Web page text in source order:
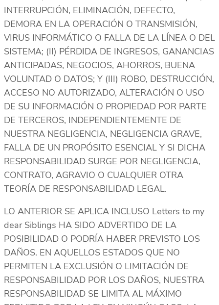
INTERRUPCIÓN, ELIMINACIÓN, DEFECTO,
DEMORA EN LA OPERACIÓN O TRANSMISIÓN,
VIRUS INFORMÁTICO O FALLA DE LA LÍNEA O DEL
SISTEMA; (II) PÉRDIDA DE INGRESOS, GANANCIAS
ANTICIPADAS, NEGOCIOS, AHORROS, BUENA
VOLUNTAD O DATOS; Y (III) ROBO, DESTRUCCIÓN,
ACCESO NO AUTORIZADO, ALTERACIÓN O USO
DE SU INFORMACIÓN O PROPIEDAD POR PARTE
DE TERCEROS, INDEPENDIENTEMENTE DE
NUESTRA NEGLIGENCIA, NEGLIGENCIA GRAVE,
FALLA DE UN PROPÓSITO ESENCIAL Y SI DICHA
RESPONSABILIDAD SURGE POR NEGLIGENCIA,
CONTRATO, AGRAVIO O CUALQUIER OTRA
TEORÍA DE RESPONSABILIDAD LEGAL.
LO ANTERIOR SE APLICA INCLUSO Letters to my
dear Siblings HA SIDO ADVERTIDO DE LA
POSIBILIDAD O PODRÍA HABER PREVISTO LOS
DAÑOS. EN AQUELLOS ESTADOS QUE NO
PERMITEN LA EXCLUSIÓN O LIMITACIÓN DE
RESPONSABILIDAD POR LOS DAÑOS, NUESTRA
RESPONSABILIDAD SE LIMITA AL MÁXIMO